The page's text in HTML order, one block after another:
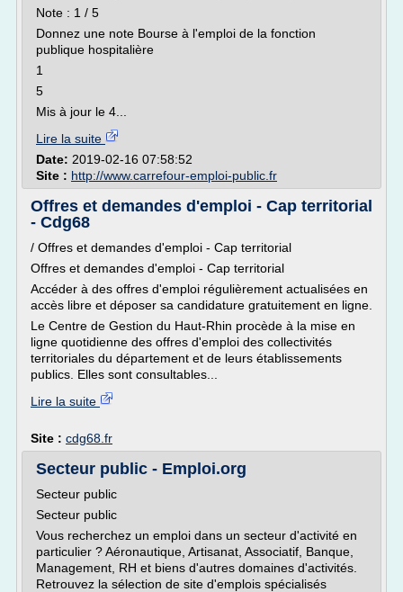
Note : 1 / 5
Donnez une note Bourse à l'emploi de la fonction
publique hospitalière
1
5
Mis à jour le 4...
Lire la suite
Date: 2019-02-16 07:58:52
Site : http://www.carrefour-emploi-public.fr
Offres et demandes d'emploi - Cap territorial
- Cdg68
/ Offres et demandes d'emploi - Cap territorial
Offres et demandes d'emploi - Cap territorial
Accéder à des offres d'emploi régulièrement actualisées en
accès libre et déposer sa candidature gratuitement en ligne.
Le Centre de Gestion du Haut-Rhin procède à la mise en
ligne quotidienne des offres d'emploi des collectivités
territoriales du département et de leurs établissements
publics. Elles sont consultables...
Lire la suite
Site : cdg68.fr
Secteur public - Emploi.org
Secteur public
Secteur public
Vous recherchez un emploi dans un secteur d'activité en
particulier ? Aéronautique, Artisanat, Associatif, Banque,
Management, RH et biens d'autres domaines d'activités.
Retrouvez la sélection de site d'emplois spécialisés